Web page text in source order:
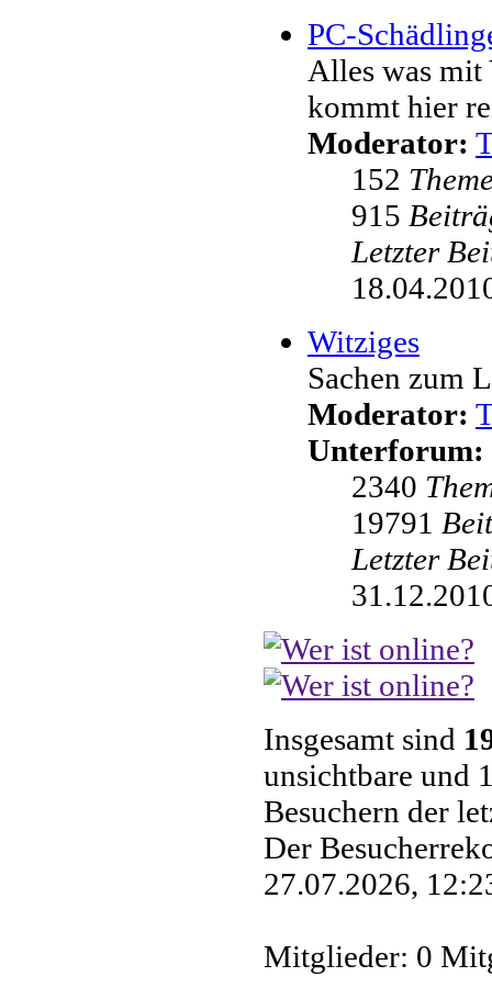
PC-
Alles was mit
kommt hier
Moderator:
152
915
Letzter
Witziges
Sachen zum
Moderator:
Unterforum:
2340
19791
Letzter
Insgesamt sind
unsichtbare und
Besuchern der
Der
27.07.2026,
Mitglieder: 0